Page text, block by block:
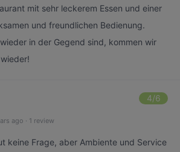
mit sehr leckerem Essen und einer
und freundlichen Bedienung.
in der Gegend sind, kommen wir
4/6
ago · 1 review
keine Frage, aber Ambiente und Service